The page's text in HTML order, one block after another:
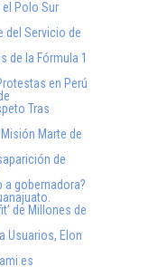
Polo Sur
del Servicio de
de la Fórmula 1
en Perú
Tras
Marte de
de
a gobernadora?
de Millones de
Usuarios, Elon
es